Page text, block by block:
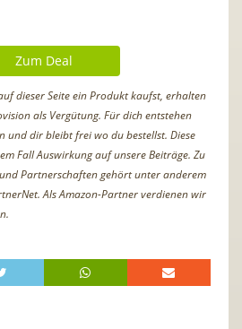
Zum Deal
dieser Seite ein Produkt kaufst, erhalten
als Vergütung. Für dich entstehen
und dir bleibt frei wo du bestellst. Diese
Fall Auswirkung auf unsere Beiträge. Zu
Partnerschaften gehört unter anderem
Als Amazon-Partner verdienen wir